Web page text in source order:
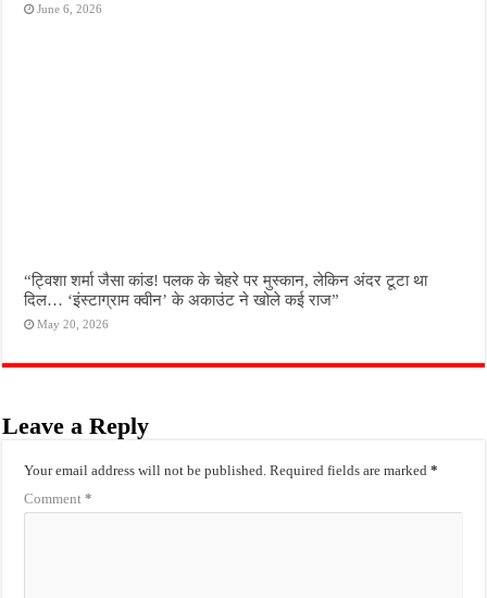
June 6, 2026
“ट्विशा शर्मा जैसा कांड! पलक के चेहरे पर मुस्कान, लेकिन अंदर टूटा था
दिल… ‘इंस्टाग्राम क्वीन’ के अकाउंट ने खोले कई राज”
May 20, 2026
Leave a Reply
Your email address will not be published. Required fields are marked*
Comment*